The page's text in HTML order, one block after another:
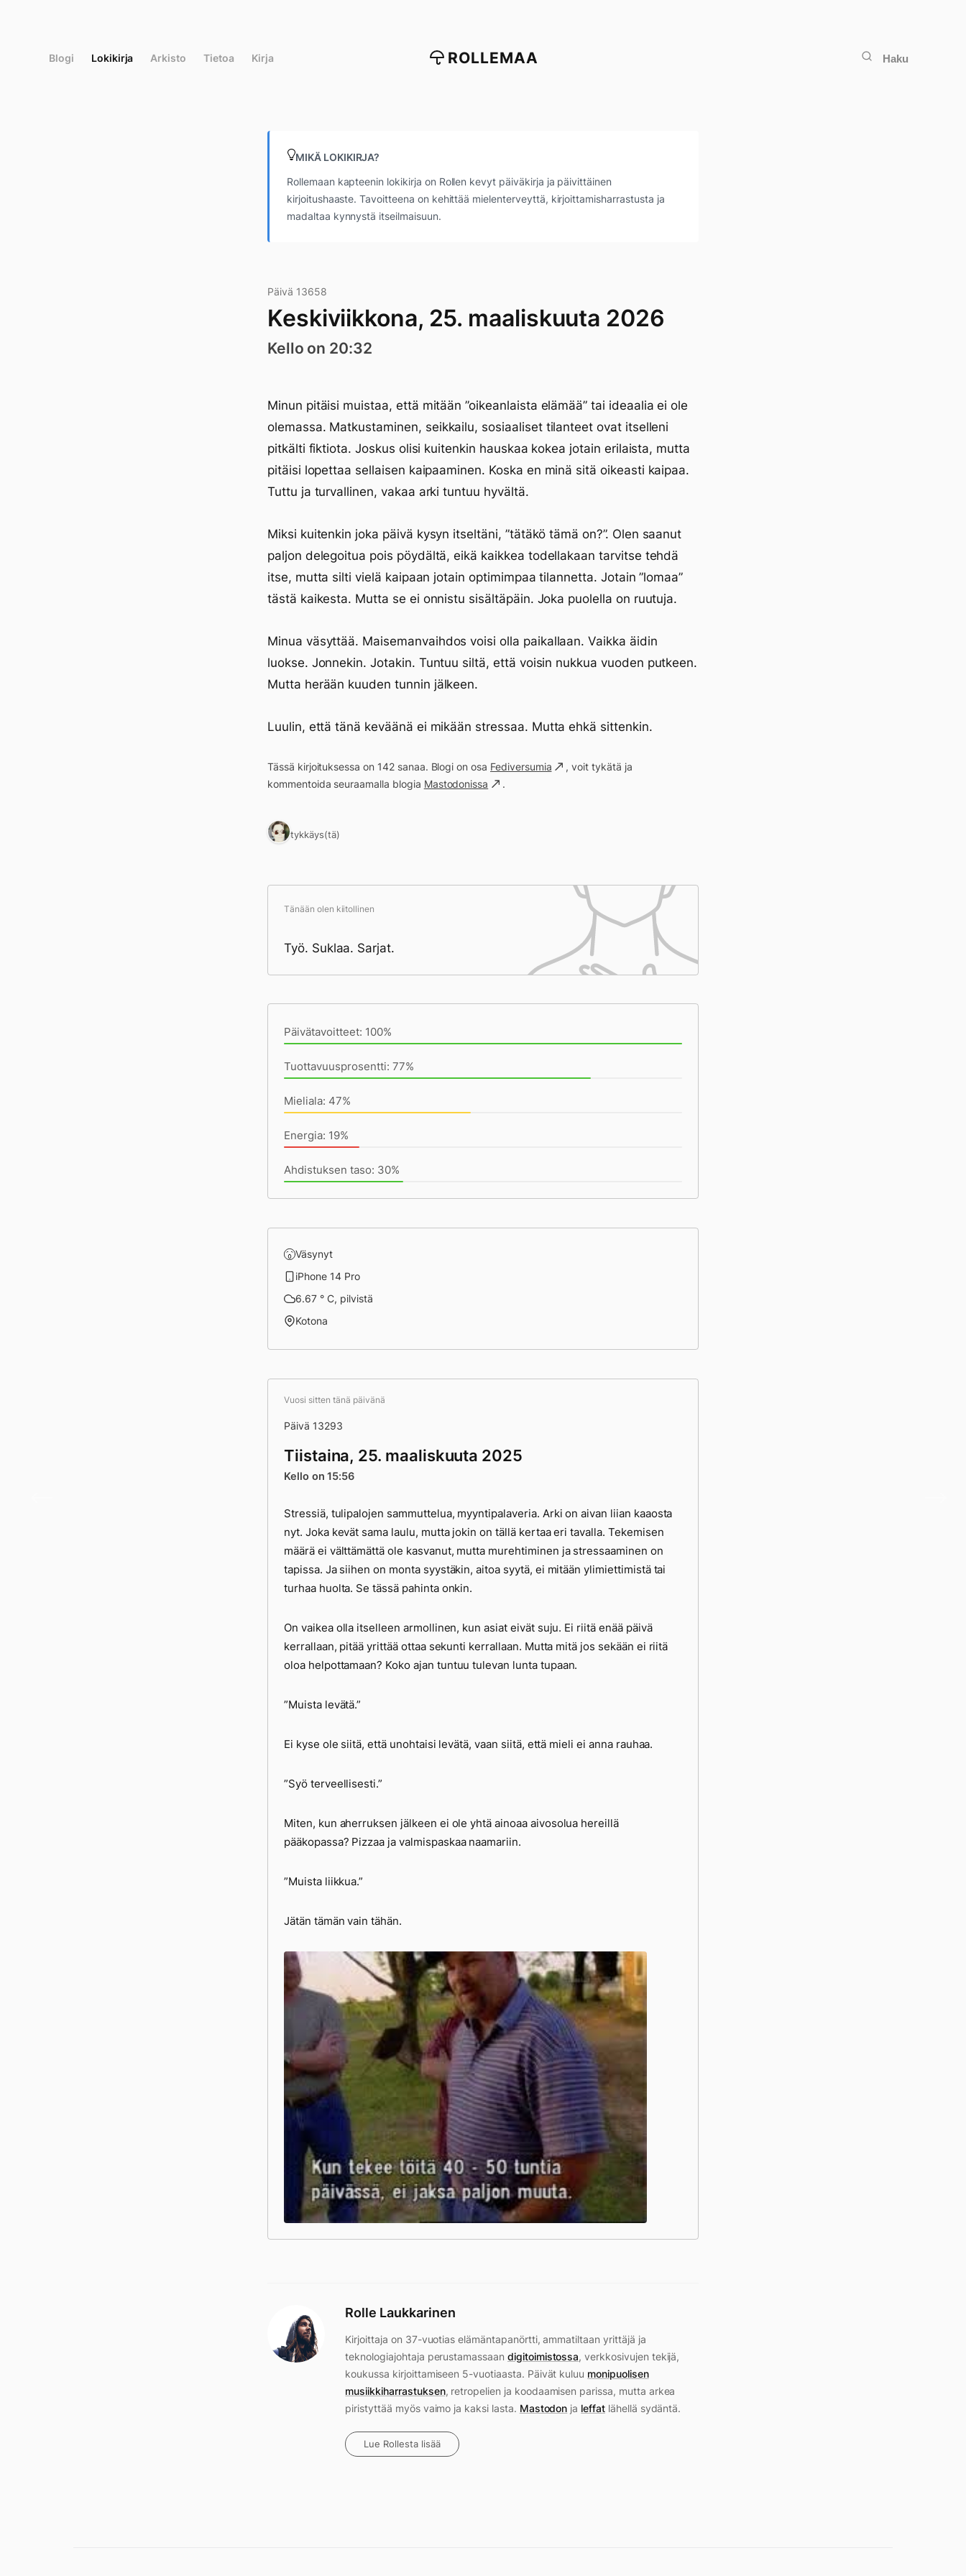
Blogi Lokikirja Arkisto Tietoa Kirja ROLLEMAA Haku
MIKÄ LOKIKIRJA?
Rollemaan kapteenin lokikirja on Rollen kevyt päiväkirja ja päivittäinen
kirjoitushaaste. Tavoitteena on kehittää mielenterveyttä, kirjoittamisharrastusta ja
madaltaa kynnystä itseilmaisuun.
Päivä 13658
Keskiviikkona, 25. maaliskuuta 2026
Kello on 20:32
Minun pitäisi muistaa, että mitään ”oikeanlaista elämää” tai ideaalia ei ole
olemassa. Matkustaminen, seikkailu, sosiaaliset tilanteet ovat itselleni
pitkälti fiktiota. Joskus olisi kuitenkin hauskaa kokea jotain erilaista, mutta
pitäisi lopettaa sellaisen kaipaaminen. Koska en minä sitä oikeasti kaipaa.
Tuttu ja turvallinen, vakaa arki tuntuu hyvältä.
Miksi kuitenkin joka päivä kysyn itseltäni, ”tätäkö tämä on?”. Olen saanut
paljon delegoitua pois pöydältä, eikä kaikkea todellakaan tarvitse tehdä
itse, mutta silti vielä kaipaan jotain optimimpaa tilannetta. Jotain ”lomaa”
tästä kaikesta. Mutta se ei onnistu sisältäpäin. Joka puolella on ruutuja.
Minua väsyttää. Maisemanvaihdos voisi olla paikallaan. Vaikka äidin
luokse. Jonnekin. Jotakin. Tuntuu siltä, että voisin nukkua vuoden putkeen.
Mutta herään kuuden tunnin jälkeen.
Luulin, että tänä keväänä ei mikään stressaa. Mutta ehkä sittenkin.
Tässä kirjoituksessa on 142 sanaa. Blogi on osa Fediversumia
, voit tykätä ja
kommentoida seuraamalla blogia Mastodonissa .
1 tykkäys(tä)
Tänään olen kiitollinen
Työ. Suklaa. Sarjat.
Päivätavoitteet: 100%
Tuottavuusprosentti: 77%
Mieliala: 47%
Energia: 19%
Ahdistuksen taso: 30%
Väsynyt
iPhone 14 Pro
6.67 ° C, pilvistä
Kotona
Vuosi sitten tänä päivänä
Päivä 13293
Tiistaina, 25. maaliskuuta 2025
Kello on 15:56
Stressiä, tulipalojen sammuttelua, myyntipalaveria. Arki on aivan liian kaaosta
nyt. Joka kevät sama laulu, mutta jokin on tällä kertaa eri tavalla. Tekemisen
määrä ei välttämättä ole kasvanut, mutta murehtiminen ja stressaaminen on
tapissa. Ja siihen on monta syystäkin, aitoa syytä, ei mitään ylimiettimistä tai
turhaa huolta. Se tässä pahinta onkin.
On vaikea olla itselleen armollinen, kun asiat eivät suju. Ei riitä enää päivä
kerrallaan, pitää yrittää ottaa sekunti kerrallaan. Mutta mitä jos sekään ei riitä
oloa helpottamaan? Koko ajan tuntuu tulevan lunta tupaan.
”Muista levätä.”
Ei kyse ole siitä, että unohtaisi levätä, vaan siitä, että mieli ei anna rauhaa.
”Syö terveellisesti.”
Miten, kun aherruksen jälkeen ei ole yhtä ainoaa aivosolua hereillä
pääkopassa? Pizzaa ja valmispaskaa naamariin.
”Muista liikkua.”
Jätän tämän vain tähän.
Rolle Laukkarinen
Kirjoittaja on 37-vuotias elämäntapanörtti, ammatiltaan yrittäjä ja
teknologiajohtaja perustamassaan digitoimistossa, verkkosivujen tekijä,
koukussa kirjoittamiseen 5-vuotiaasta. Päivät kuluu monipuolisen
musiikkiharrastuksen, retropelien ja koodaamisen parissa, mutta arkea
piristyttää myös vaimo ja kaksi lasta. Mastodon ja leffatlähellä sydäntä.
Lue Rollesta lisää